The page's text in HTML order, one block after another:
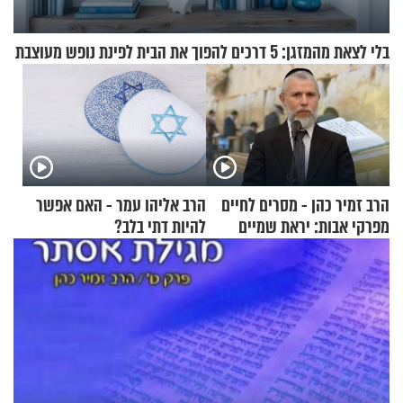
בלי לצאת מהמזגן: 5 דרכים להפוך את הבית לפינת נופש מעוצבת
הרב זמיר כהן - מסרים לחיים
מפרקי אבות: יראת שמיים
הרב אליהו עמר - האם אפשר
להיות דתי בלב?